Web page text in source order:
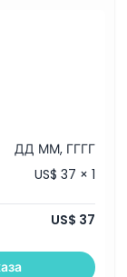
ДД ММ, ГГГГ
US$ 37 × 1
US$ 37